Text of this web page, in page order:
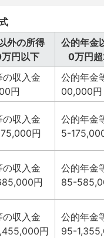
外の所得
円以下
公的年金
0万円
収入金
円
公的年金
00,000円
収入金
円
公的年金
5-
収入金
円
公的年金
85-
収入金
円
公的年金
95-